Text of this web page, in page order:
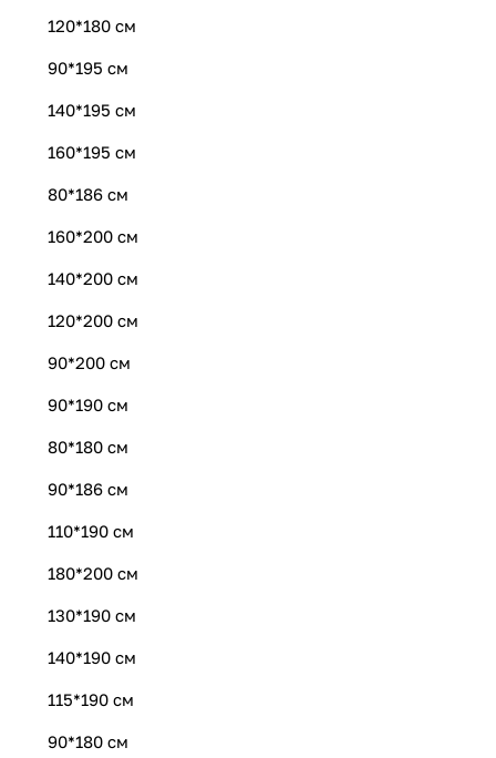
120*180 см
90*195 см
140*195 см
160*195 см
80*186 см
160*200 см
140*200 см
120*200 см
90*200 см
90*190 см
80*180 см
90*186 см
110*190 см
180*200 см
130*190 см
140*190 см
115*190 см
90*180 см